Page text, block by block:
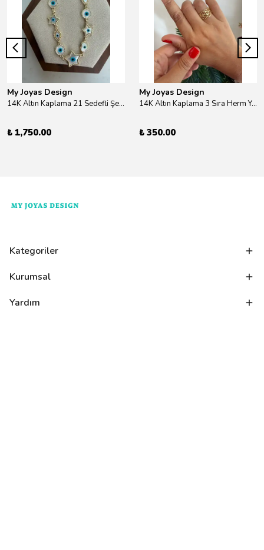
My Joyas Design
14K Altın Kaplama 21 Sedefli Şekiller Kolye 46cm
₺ 1,750.00
My Joyas Design
14K Altın Kaplama 3 Sıra Herm Yüzük Gold
₺ 350.00
Kategoriler
Kurumsal
Yardım